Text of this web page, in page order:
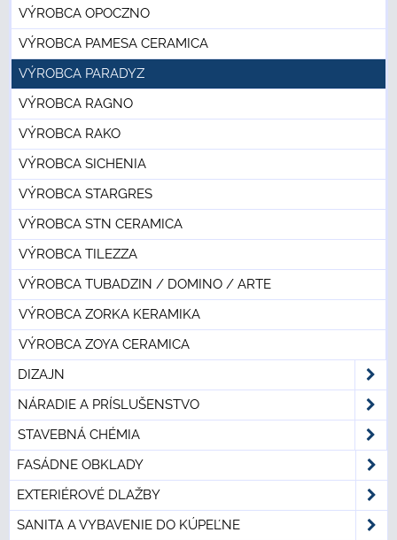
VÝROBCA OPOCZNO
VÝROBCA PAMESA CERAMICA
VÝROBCA PARADYZ
VÝROBCA RAGNO
VÝROBCA RAKO
VÝROBCA SICHENIA
VÝROBCA STARGRES
VÝROBCA STN CERAMICA
VÝROBCA TILEZZA
VÝROBCA TUBADZIN / DOMINO / ARTE
VÝROBCA ZORKA KERAMIKA
VÝROBCA ZOYA CERAMICA
DIZAJN
NÁRADIE A PRÍSLUŠENSTVO
STAVEBNÁ CHÉMIA
FASÁDNE OBKLADY
EXTERIÉROVÉ DLAŽBY
SANITA A VYBAVENIE DO KÚPEĽNE